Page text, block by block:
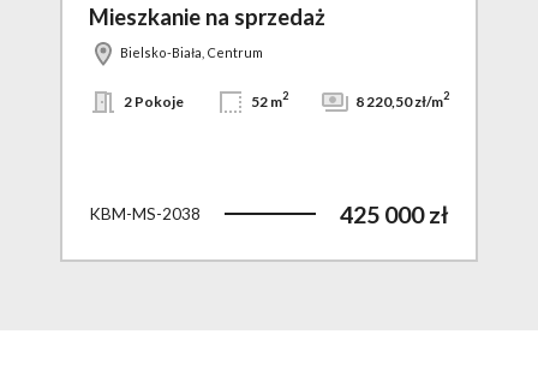
Mieszkanie na sprzedaż
Bielsko-Biała, Centrum
2 Pokoje 52 m2 8 220,50 zł/m2
KBM-MS-2038 425 000 zł